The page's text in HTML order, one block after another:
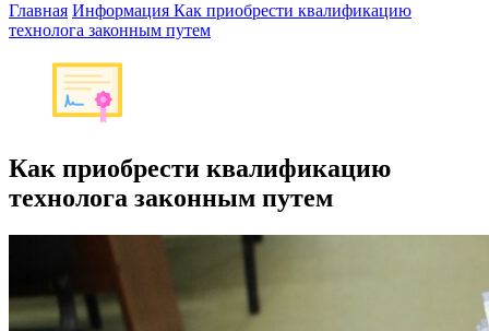
Главная Информация Как приобрести квалификацию
технолога законным путем
Как приобрести квалификацию
технолога законным путем